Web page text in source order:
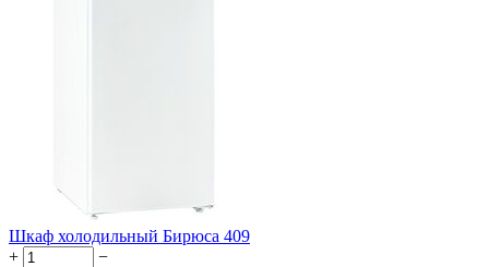
Шкаф холодильный Бирюса 409
+
−